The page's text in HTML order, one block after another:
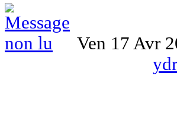
Ven 17 Avr